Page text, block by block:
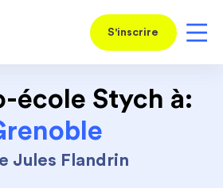
S'inscrire
école Stych à:
Jules Flandrin